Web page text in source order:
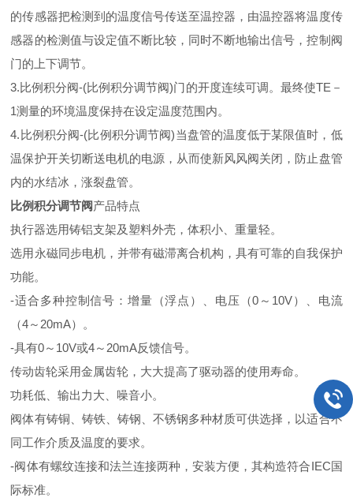
的传感器把检测到的温度信号传送至温控器，由温控器将温度传
感器的检测值与设定值不断比较，同时不断地输出信号，控制阀
门的上下调节。
3.比例积分阀-(比例积分调节阀)门的开度连续可调。最终使TE－
1测量的环境温度保持在设定温度范围内。
4.比例积分阀-(比例积分调节阀)当盘管的温度低于某限值时，低
温保护开关切断送电机的电源，从而使新风风阀关闭，防止盘管
内的水结冰，涨裂盘管。
比例积分调节阀产品特点
执行器选用铸铝支架及塑料外壳，体积小、重量轻。
选用永磁同步电机，并带有磁滞离合机构，具有可靠的自我保护
功能。
-适合多种控制信号：增量（浮点）、电压（0～10V）、电流
（4～20mA）。
-具有0～10V或4～20mA反馈信号。
传动齿轮采用金属齿轮，大大提高了驱动器的使用寿命。
功耗低、输出力大、噪音小。
阀体有铸铜、铸铁、铸钢、不锈钢多种材质可供选择，以适合不
同工作介质及温度的要求。
-阀体有螺纹连接和法兰连接两种，安装方便，其构造符合IEC国
际标准。